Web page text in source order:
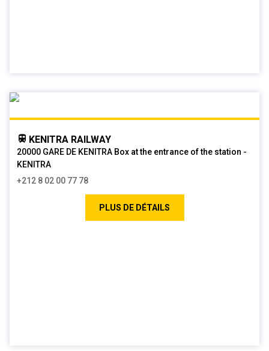
KENITRA RAILWAY
20000 GARE DE KENITRA Box at the entrance of the station -
KENITRA
+212 8 02 00 77 78
PLUS DE DÉTAILS